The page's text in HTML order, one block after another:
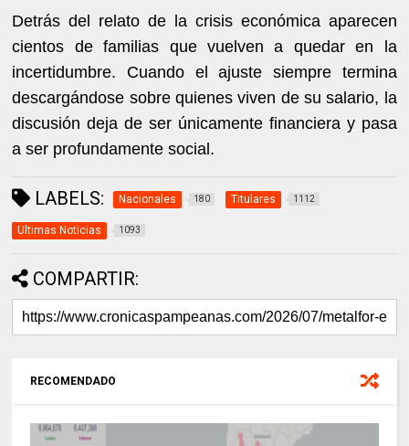
Detrás del relato de la crisis económica aparecen
cientos de familias que vuelven a quedar en la
incertidumbre. Cuando el ajuste siempre termina
descargándose sobre quienes viven de su salario, la
discusión deja de ser únicamente financiera y pasa
a ser profundamente social.
LABELS: Nacionales 180 Titulares 1112
Ultimas Noticias 1093
COMPARTIR:
RECOMENDADO